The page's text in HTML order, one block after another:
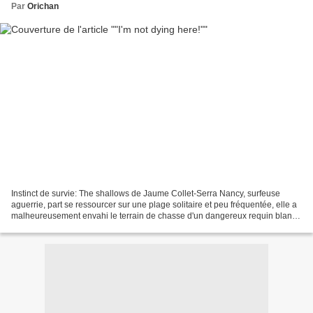
Par Orichan
Instinct de survie: The shallows de Jaume Collet-Serra Nancy, surfeuse
aguerrie, part se ressourcer sur une plage solitaire et peu fréquentée, elle a
malheureusement envahi le terrain de chasse d'un dangereux requin blanc